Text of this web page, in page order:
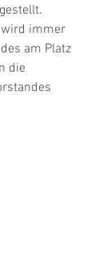
wird immer
am Platz
die